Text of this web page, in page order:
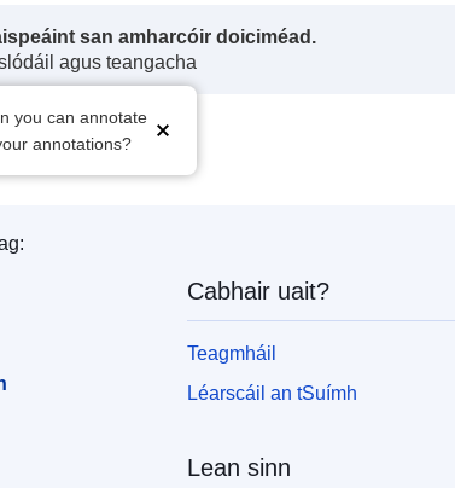
san amharcóir doiciméad.
agus teangacha
you can annotate
annotations?
Cabhair uait?
Teagmháil
Léarscáil an tSuímh
Lean sinn